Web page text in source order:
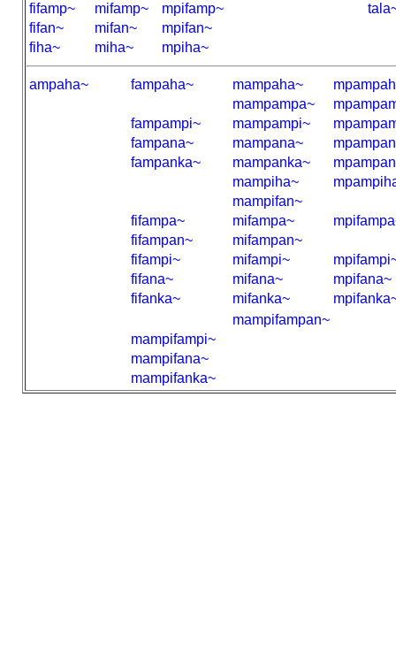
fifamp~
mifamp~ mpifamp~
fifan~
mifan~
mpifan~
fiha~
miha~ mpiha~
ampaha~ fampaha~ mampaha~
mampampa~
fampampi~
mampampi~
fampana~
mampana~
fampanka~
mampanka~
mampiha~
mampifan~
fifampa~
mifampa~
fifampan~
mifampan~
fifampi~
mifampi~
fifana~
mifana~
mpifana~
fifanka~
mifanka~
mampifampan~
mampifampi~
mampifana~
mampifanka~